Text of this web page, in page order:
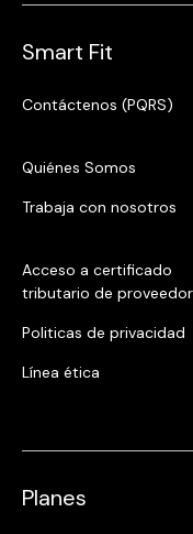
Smart Fit
Contáctenos (PQRS)
Quiénes Somos
Trabaja con nosotros
Acceso a certificado
tributario de
Politicas de privacidad
Línea ética
Planes